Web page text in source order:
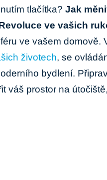
tlačítka?‍ Jak
⁤ve vašich
ve vašem domově.​
životech, se
bydlení.
váš prostor na